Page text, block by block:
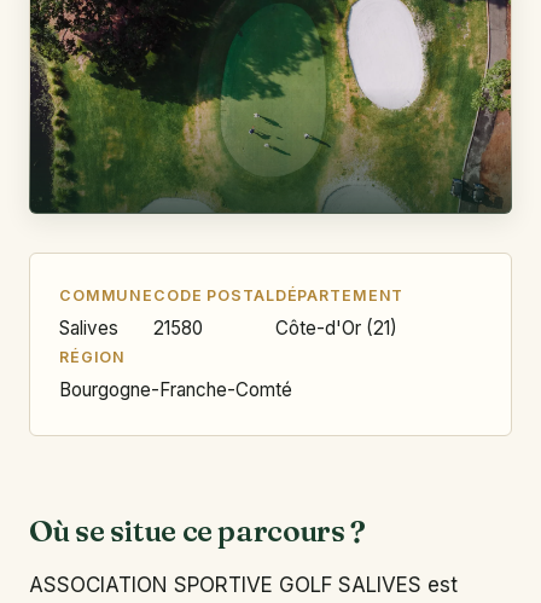
COMMUNE
Salives
CODE POSTAL
21580
DÉPARTEMENT
Côte-d'Or (21)
RÉGION
Bourgogne-Franche-Comté
Où se situe ce parcours ?
ASSOCIATION SPORTIVE GOLF SALIVES est